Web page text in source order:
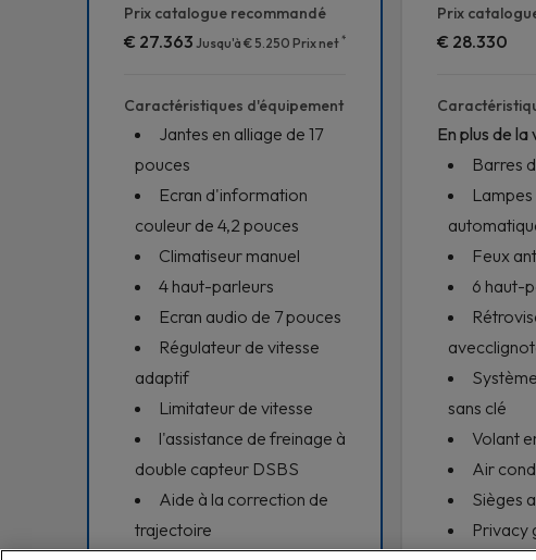
Prix catalogue recommandé
€ 27.363 Jusqu'à € 5.250 Prix net *
Caractéristiques d'équipement
Jantes en alliage de 17
pouces
Ecran d'information
couleur de 4,2 pouces
Climatiseur manuel
4 haut-parleurs
Ecran audio de 7 pouces
Régulateur de vitesse
adaptif
Limitateur de vitesse
l'assistance de freinage à
double capteur DSBS
Aide à la correction de
trajectoire
Prix
€ 28.330
En plus de la
Barres
Feux
6 haut-
sans clé
Volant
Air
Sièges
Privacy